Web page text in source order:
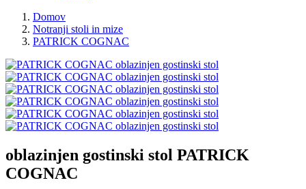
Domov
Notranji stoli in mize
PATRICK COGNAC
oblazinjen gostinski stol PATRICK
COGNAC